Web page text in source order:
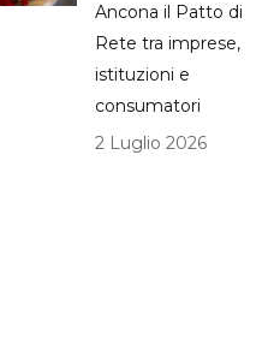
Ancona il Patto di
Rete tra imprese,
istituzioni e
consumatori
2 Luglio 2026